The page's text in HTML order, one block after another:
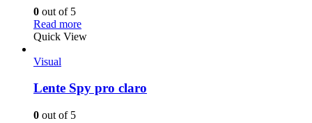
0 out of 5
Read more
Quick View
Visual
Lente Spy pro claro
0 out of 5